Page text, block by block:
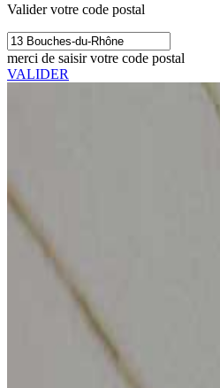
Valider votre code postal
merci de saisir votre code postal
VALIDER